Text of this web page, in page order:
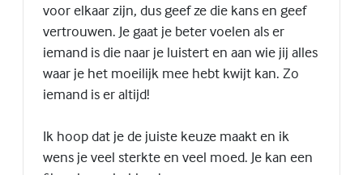
voor elkaar zijn, dus geef ze die kans en geef
vertrouwen. Je gaat je beter voelen als er
iemand is die naar je luistert en aan wie jij alles
waar je het moeilijk mee hebt kwijt kan. Zo
iemand is er altijd!
Ik hoop dat je de juiste keuze maakt en ik
wens je veel sterkte en veel moed. Je kan een